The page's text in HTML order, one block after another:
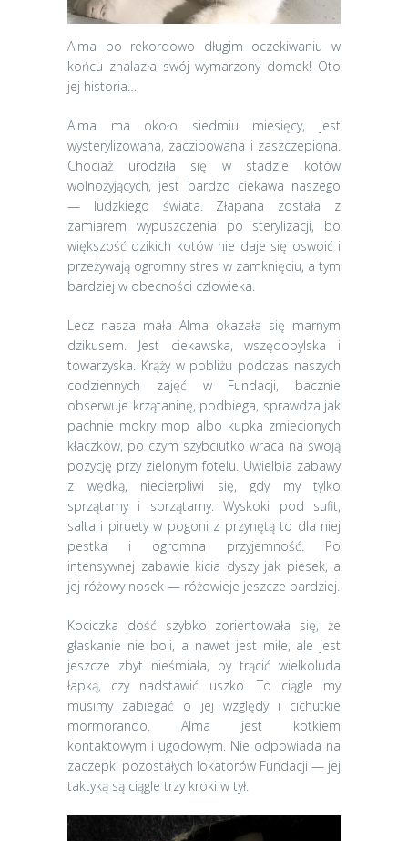
Alma po rekordowo długim oczekiwaniu w
końcu znalazła swój wymarzony domek! Oto
jej historia…
Alma ma około siedmiu miesięcy, jest
wysterylizowana, zaczipowana i zaszczepiona.
Chociaż urodziła się w stadzie kotów
wolnożyjących, jest bardzo ciekawa naszego
— ludzkiego świata. Złapana została z
zamiarem wypuszczenia po sterylizacji, bo
większość dzikich kotów nie daje się oswoić i
przeżywają ogromny stres w zamknięciu, a tym
bardziej w obecności człowieka.
Lecz nasza mała Alma okazała się marnym
dzikusem. Jest ciekawska, wszędobylska i
towarzyska. Krąży w pobliżu podczas naszych
codziennych zajęć w Fundacji, bacznie
obserwuje krzątaninę, podbiega, sprawdza jak
pachnie mokry mop albo kupka zmiecionych
kłaczków, po czym szybciutko wraca na swoją
pozycję przy zielonym fotelu. Uwielbia zabawy
z wędką, niecierpliwi się, gdy my tylko
sprzątamy i sprzątamy. Wyskoki pod sufit,
salta i piruety w pogoni z przynętą to dla niej
pestka i ogromna przyjemność. Po
intensywnej zabawie kicia dyszy jak piesek, a
jej różowy nosek — różowieje jeszcze bardziej.
Kociczka dość szybko zorientowała się, że
głaskanie nie boli, a nawet jest miłe, ale jest
jeszcze zbyt nieśmiała, by trącić wielkoluda
łapką, czy nadstawić uszko. To ciągle my
musimy zabiegać o jej względy i cichutkie
mormorando. Alma jest kotkiem
kontaktowym i ugodowym. Nie odpowiada na
zaczepki pozostałych lokatorów Fundacji — jej
taktyką są ciągle trzy kroki w tył.